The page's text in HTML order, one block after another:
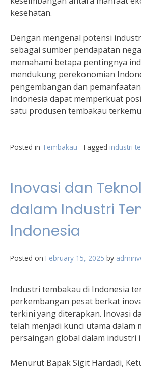
kesehatan.
Dengan mengenal potensi
sebagai sumber pendapatan
memahami betapa pentingnya
mendukung perekonomian
pengembangan dan
Indonesia dapat memperkuat
satu produsen tembakau
Posted in Tembakau Tagged industri
Inovasi dan
dalam Industri
Indonesia
Posted on February 15, 2025 by
Industri tembakau di Indonesia
perkembangan pesat berkat
terkini yang diterapkan. Inovasi
telah menjadi kunci utama dalam
persaingan global dalam industri
Menurut Bapak Sigit Hardadi,